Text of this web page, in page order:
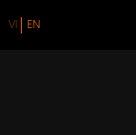
VI EN